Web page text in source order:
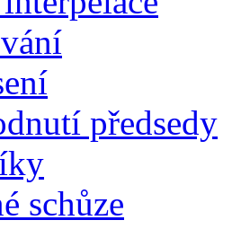
předsedy
schůze